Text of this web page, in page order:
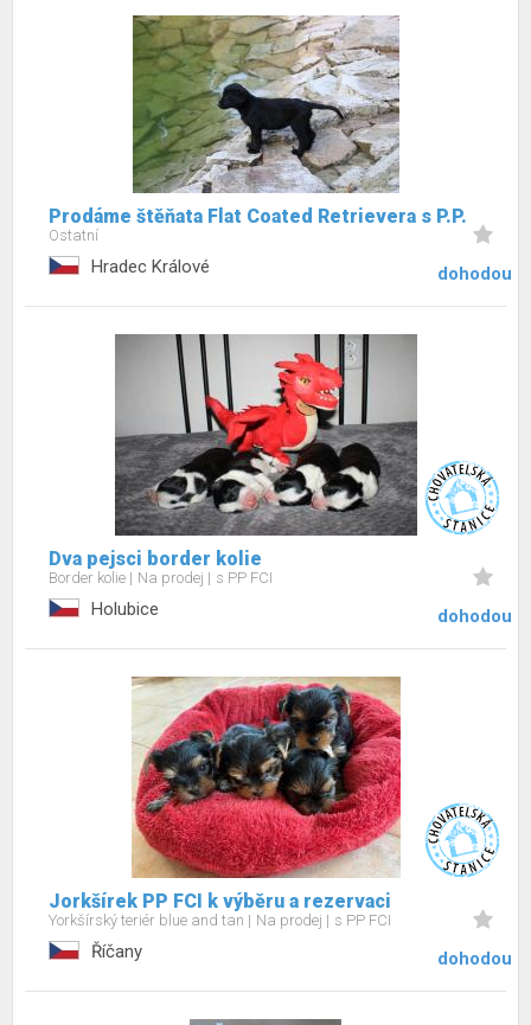
Prodáme štěňata Flat Coated Retrievera s P.P.
Ostatní
Hradec Králové dohodou
Dva pejsci border kolie
Border kolie Na prodej s PP FCI
Holubice dohodou
Jorkšírek PP FCI k výběru a rezervaci
Yorkšírský teriér blue and tan Na prodej s PP FCI
Říčany dohodou